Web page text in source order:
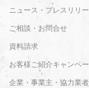
ニュース・プレスリリ
ご相談・お問合せ
資料請求
お客様ご紹介キャンペ
企業・事業主・協力業